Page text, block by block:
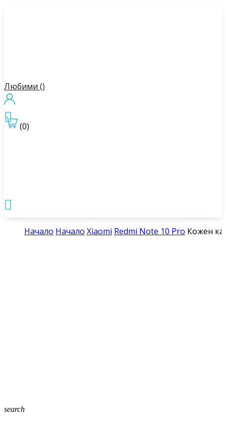
Любими ()
(0)


Начало Начало Xiaomi Redmi Note 10 Pro Кожен
search